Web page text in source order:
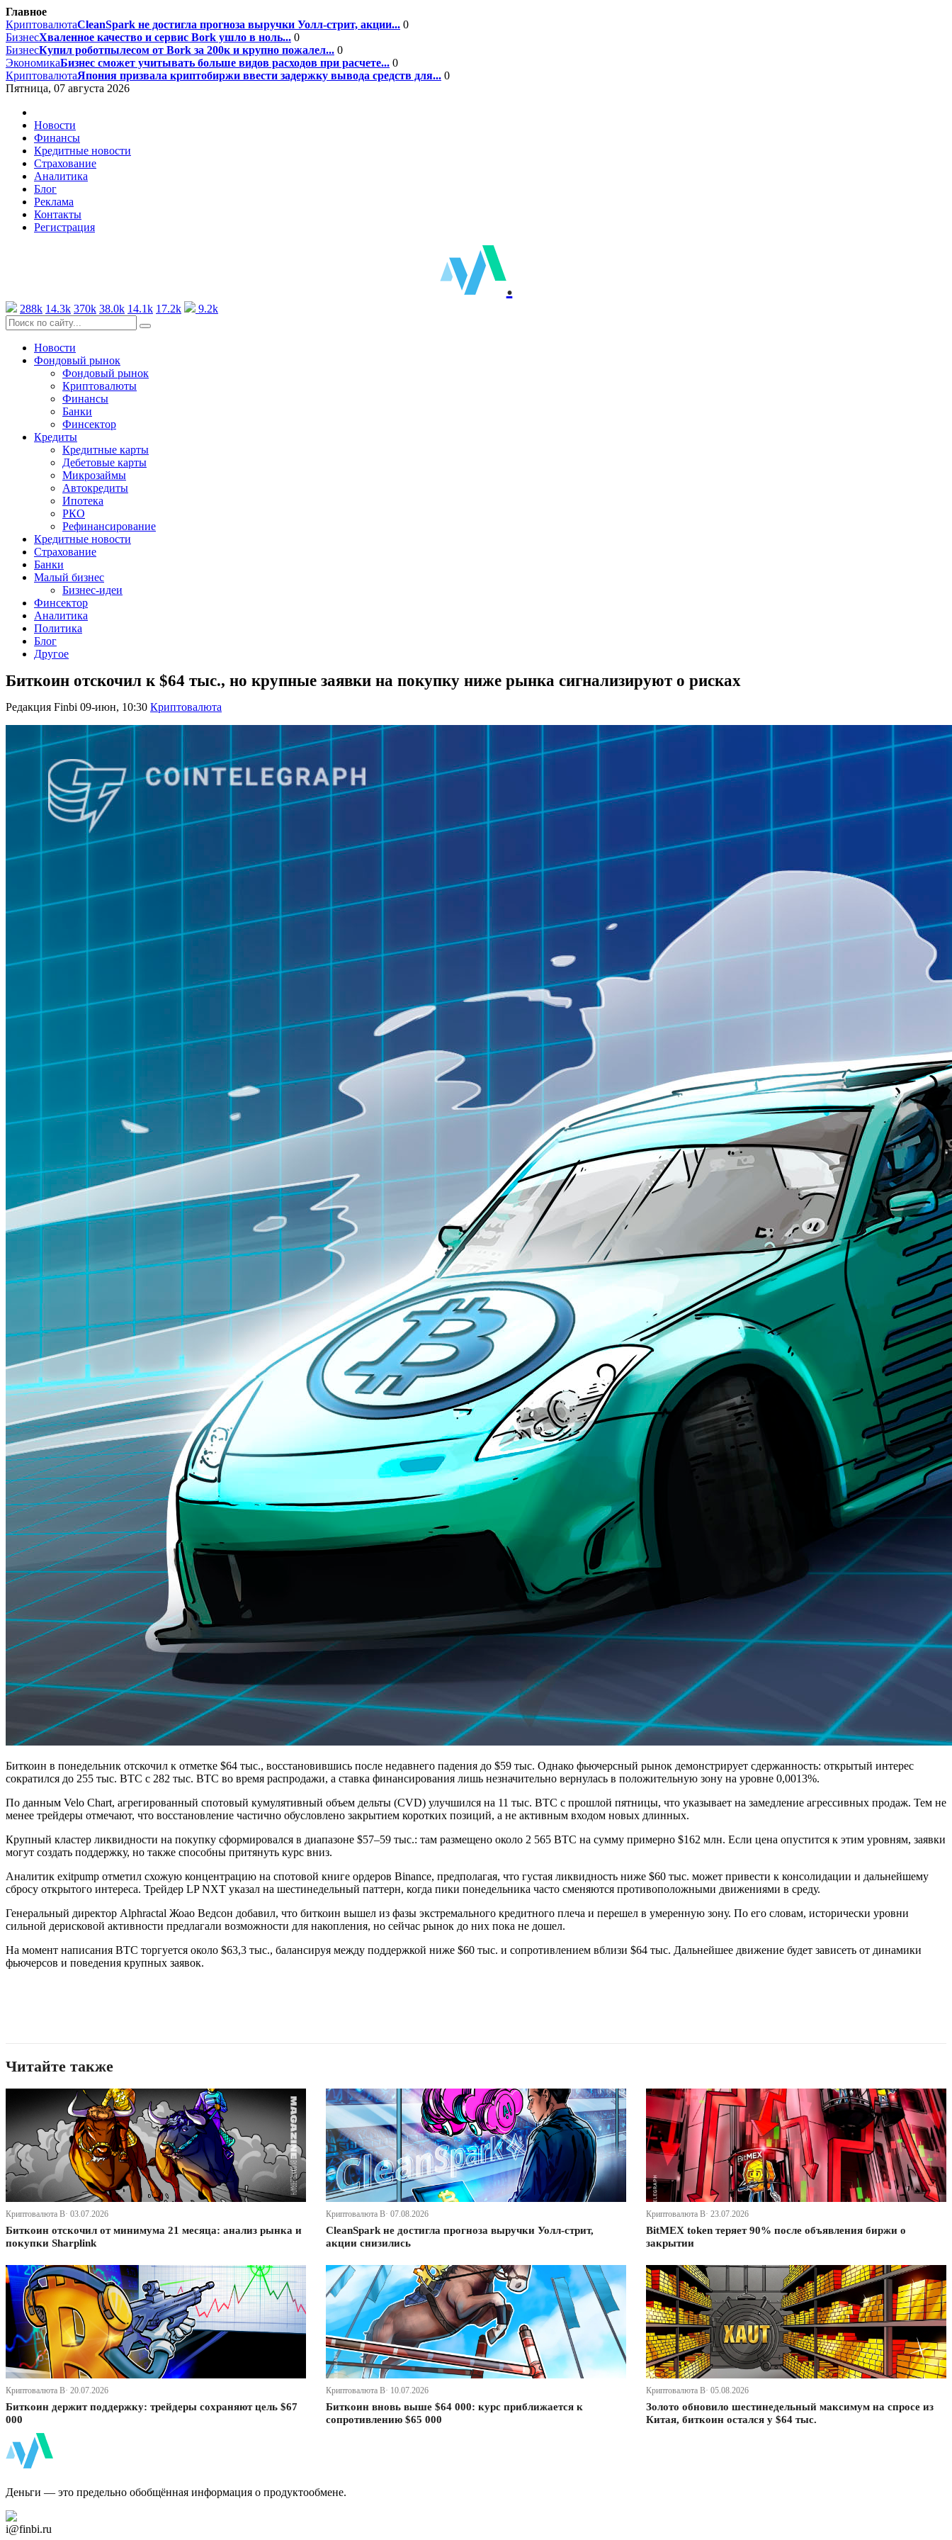
Главное
КриптовалютаCleanSpark не достигла прогноза выручки Уолл-стрит, акции... 0
БизнесХваленное качество и сервис Bork ушло в ноль... 0
БизнесКупил роботпылесом от Bork за 200к и крупно пожалел... 0
ЭкономикаБизнес сможет учитывать больше видов расходов при расчете... 0
КриптовалютаЯпония призвала криптобиржи ввести задержку вывода средств для... 0
Пятница, 07 августа 2026
Новости
Финансы
Кредитные новости
Страхование
Аналитика
Блог
Реклама
Контакты
Регистрация
.
288k 14.3k 370k 38.0k 14.1k 17.2k 9.2k
Новости
Фондовый рынок
Фондовый рынок
Криптовалюты
Финансы
Банки
Финсектор
Кредиты
Кредитные карты
Дебетовые карты
Микрозаймы
Автокредиты
Ипотека
РКО
Рефинансирование
Кредитные новости
Страхование
Банки
Малый бизнес
Бизнес-идеи
Финсектор
Аналитика
Политика
Блог
Другое
Биткоин отскочил к $64 тыс., но крупные заявки на покупку ниже рынка сигнализируют о рисках
Редакция Finbi 09-июн, 10:30 Криптовалюта
Биткоин в понедельник отскочил к отметке $64 тыс., восстановившись после недавнего падения до $59 тыс. Однако фьючерсный рынок демонстрирует сдержанность: открытый интерес
сократился до 255 тыс. BTC с 282 тыс. BTC во время распродажи, а ставка финансирования лишь незначительно вернулась в положительную зону на уровне 0,0013%.
По данным Velo Chart, агрегированный спотовый кумулятивный объем дельты (CVD) улучшился на 11 тыс. BTC с прошлой пятницы, что указывает на замедление агрессивных продаж. Тем не
менее трейдеры отмечают, что восстановление частично обусловлено закрытием коротких позиций, а не активным входом новых длинных.
Крупный кластер ликвидности на покупку сформировался в диапазоне $57–59 тыс.: там размещено около 2 565 BTC на сумму примерно $162 млн. Если цена опустится к этим уровням, заявки
могут создать поддержку, но также способны притянуть курс вниз.
Аналитик exitpump отметил схожую концентрацию на спотовой книге ордеров Binance, предполагая, что густая ликвидность ниже $60 тыс. может привести к консолидации и дальнейшему
сбросу открытого интереса. Трейдер LP NXT указал на шестинедельный паттерн, когда пики понедельника часто сменяются противоположными движениями в среду.
Генеральный директор Alphractal Жоао Ведсон добавил, что биткоин вышел из фазы экстремального кредитного плеча и перешел в умеренную зону. По его словам, исторически уровни
сильной дерисковой активности предлагали возможности для накопления, но сейчас рынок до них пока не дошел.
На момент написания BTC торгуется около $63,3 тыс., балансируя между поддержкой ниже $60 тыс. и сопротивлением вблизи $64 тыс. Дальнейшее движение будет зависеть от динамики
фьючерсов и поведения крупных заявок.
Читайте также
Криптовалюта В· 03.07.2026
Биткоин отскочил от минимума 21 месяца: анализ рынка и
покупки Sharplink
Криптовалюта В· 07.08.2026
CleanSpark не достигла прогноза выручки Уолл-стрит,
акции снизились
Криптовалюта В· 23.07.2026
BitMEX token теряет 90% после объявления биржи о
закрытии
Криптовалюта В· 20.07.2026
Биткоин держит поддержку: трейдеры сохраняют цель $67
000
Криптовалюта В· 10.07.2026
Биткоин вновь выше $64 000: курс приближается к
сопротивлению $65 000
Криптовалюта В· 05.08.2026
Золото обновило шестинедельный максимум на спросе из
Китая, биткоин остался у $64 тыс.
Деньги — это предельно обобщённая информация о продуктообмене.
i@finbi.ru